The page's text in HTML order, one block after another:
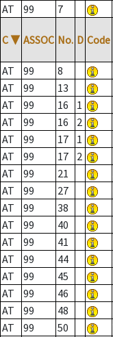
AT
99 7
C ▼ ASSOC No. D Code
AT 99 8
AT
99 13
AT
99 16 1
AT
99 16 2
AT
99 17 1
AT
99 17 2
AT
99 21
AT
99 27
AT
99 38
AT
99 40
AT
99 41
AT
99 44
AT
99 45
AT
99 46
AT
99 48
AT
99 50